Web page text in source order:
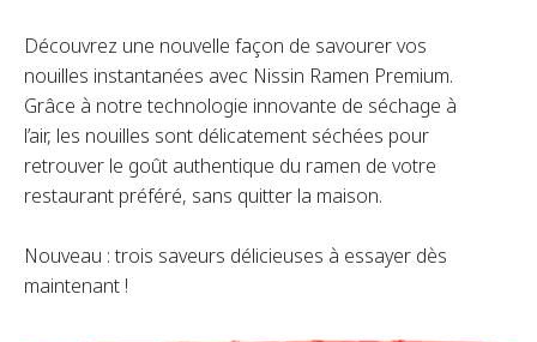
Découvrez une nouvelle façon de savourer vos
nouilles instantanées avec Nissin Ramen Premium.
Grâce à notre technologie innovante de séchage à
l’air, les nouilles sont délicatement séchées pour
retrouver le goût authentique du ramen de votre
restaurant préféré, sans quitter la maison.
Nouveau : trois saveurs délicieuses à essayer dès
maintenant !